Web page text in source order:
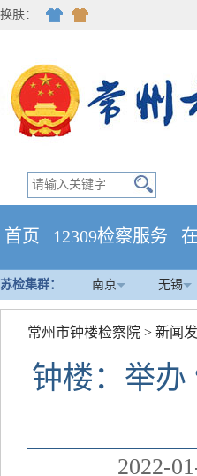
换肤：
首页 12309检察服务
苏检集群： 南京 无锡
常州市钟楼检察院 > 新闻
钟楼：举办
2022-